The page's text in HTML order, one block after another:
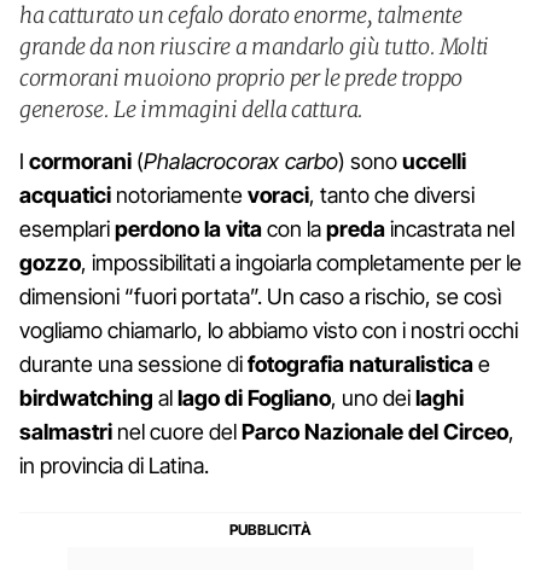
ha catturato un cefalo dorato enorme, talmente
grande da non riuscire a mandarlo giù tutto. Molti
cormorani muoiono proprio per le prede troppo
generose. Le immagini della cattura.
I cormorani (Phalacrocorax carbo) sonouccelli
acquatici notoriamentevoraci, tanto che diversi
esemplariperdono la vitacon lapredaincastrata nel
gozzo, impossibilitati a ingoiarla completamente per le
dimensioni “fuori portata”. Un caso a rischio, se così
vogliamo chiamarlo, lo abbiamo visto con i nostri occhi
durante una sessione difotografia naturalisticae
birdwatching allago di Fogliano, uno deilaghi
salmastri nel cuore delParco Nazionale del Circeo,
in provincia di Latina.